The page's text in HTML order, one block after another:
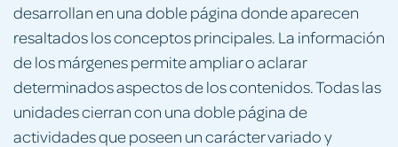
desarrollan en una doble página donde aparecen
resaltados los conceptos principales. La información
de los márgenes permite ampliar o aclarar
determinados aspectos de los contenidos. Todas las
unidades cierran con una doble página de
actividades que poseen un carácter variado y